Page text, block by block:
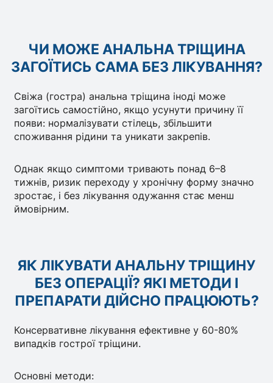
ЧИ МОЖЕ АНАЛЬНА ТРІЩИНА
ЗАГОЇТИСЬ САМА БЕЗ ЛІКУВАННЯ?
Свіжа (гостра) анальна тріщина іноді може
загоїтись самостійно, якщо усунути причину її
появи: нормалізувати стілець, збільшити
споживання рідини та уникати закрепів.
Однак якщо симптоми тривають понад 6–8
тижнів, ризик переходу у хронічну форму значно
зростає, і без лікування одужання стає менш
ймовірним.
ЯК ЛІКУВАТИ АНАЛЬНУ ТРІЩИНУ
БЕЗ ОПЕРАЦІЇ? ЯКІ МЕТОДИ І
ПРЕПАРАТИ ДІЙСНО ПРАЦЮЮТЬ?
Консервативне лікування ефективне у 60-80%
випадків гострої тріщини.
Основні методи: